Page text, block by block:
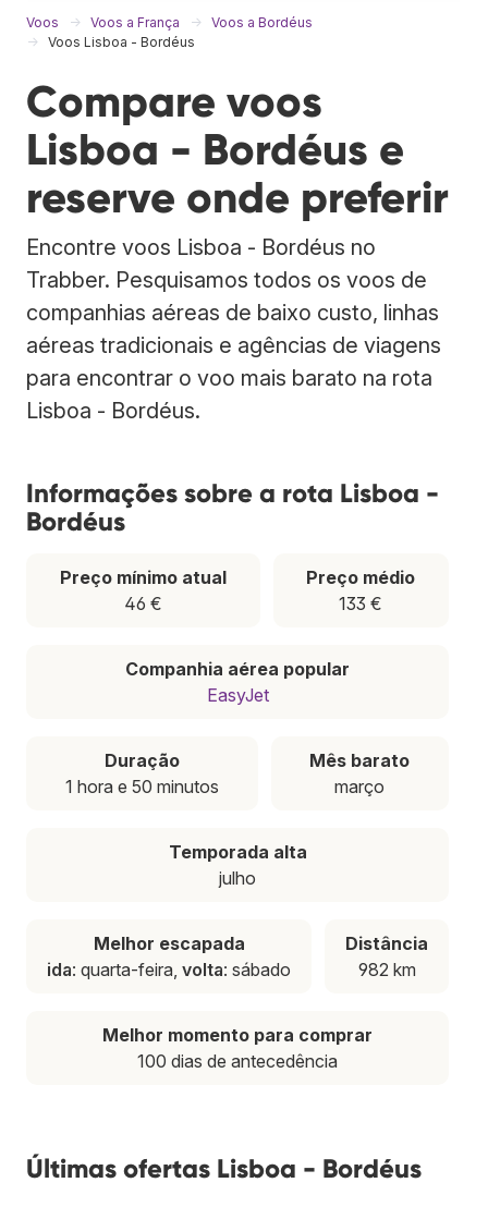
Voos Voos a França
Voos a Bordéus
Voos Lisboa - Bordéus
Compare voos
Lisboa - Bordéus e
reserve onde preferir
Encontre voos Lisboa - Bordéus no
Trabber. Pesquisamos todos os voos de
companhias aéreas de baixo custo, linhas
aéreas tradicionais e agências de viagens
para encontrar o voo mais barato na rota
Lisboa - Bordéus.
Informações sobre a rota Lisboa -
Bordéus
Preço mínimo atual
46 €
Preço médio
133 €
Companhia aérea popular
EasyJet
Duração
1 hora e 50 minutos
Mês barato
março
Temporada alta
julho
Melhor escapada
ida: quarta-feira, volta: sábado
Distância
982 km
Melhor momento para comprar
100 dias de antecedência
Últimas ofertas Lisboa - Bordéus